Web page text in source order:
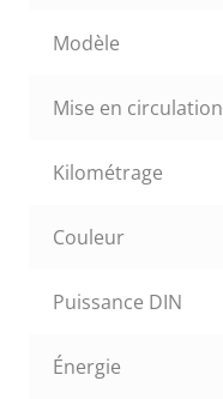
Modèle
Mise en circulation
Kilométrage
Couleur
Puissance DIN
Énergie